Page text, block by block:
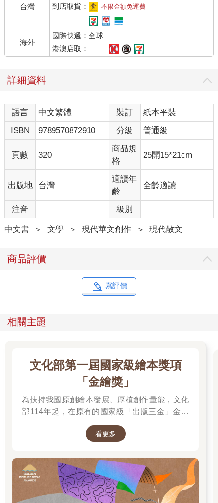
蘇軾的個性，注定要與窮神共處。因為他徹底不在乎。在黃州之
前，他出任過不少地方長官，做了不少事，有多少、花多少，是
他的理財方式。
但他的貧窮感是在被貶到黃州之後真切浮現的。他說：若問我貧
天所賦，不因遷謫始囊空。本來就是個不在乎有沒有積蓄的人，
一被貶謫，保住了命，馬上面臨到零俸祿的生活，手上的餘錢只
同住，暫時與他弟弟蘇轍同住；然而與他同來的家人，還是要靠
他提供溫飽。
該怎麼謀生呢？這時候，一個窮朋友來找他，幫了大忙。這個朋
友叫作馬夢得，年輕時在太學裡當個訓導行政的小官，當過蘇軾
的幕僚，和他結為好友。有人傳說：某一天，蘇軾在他家的書房
牆上題了一首詩，他愈看愈感慨，就辭了官浪跡江湖去了。聽說
蘇軾被貶到黃州來，他不遠千里來尋他，也為大文豪帶來一線生
機，向地方政府申請到五十多畝的廢棄坡地，蘇軾當了自耕農。
蘇軾開始籌劃開墾。低溼的地方，種稻；較為平坦的地上種棗子
和桑樹、栗樹；視野最好的地方蓋個屋子……此地多半是坡地，
坡地雖然可以使用，但這個夏天缺乏雨水，就算開墾了坡地，水
源也成問題。還好他在將荒地上雜草燒掉時，竟然發現一口藏在
荒煙蔓草中的井。這口井的出現讓他興奮不已。然後，老天爺也
來幫他，久旱又逢甘霖，從山坡上流下的雨水，又讓他發現自己
的土地上有小小湧泉。那坡地就來種茶、種橘子吧？不遠處有個
牛、養羊、養鹿……他一邊揮汗如雨的耕作，一邊已經想到了不
久之後的快樂收穫。或者可以來個「水芹芽燴斑鳩」？
坡向來喜歡白居易，白居易曾在東坡種花，也曾經寫過〈步東
坡〉一詩：「朝上東坡步，夕上東坡步。東坡何所愛，愛此新成
照理說，一個人遭此噩運，應該是早埋怨、晚嗟嘆的，然而他卻
像一個重新出生的人，似乎愛上了這種自耕自食的生活。只有午
斷酒醒山雨絕」，也還有「笑看飢鼠上燈檠」的小小瀟灑。
這時，他和十多年後想要他命的章惇，還算是好朋友。他還曾回
信給千里之外的章惇，說自己的一頭牛，差點病死了；請獸醫
自農家，知道這是一種叫做豆斑瘡的病，只要拿一種叫做青蒿粥
餵牠就好了。治好了一頭牛，他以妻子為榮，開心叫好。房子落
成了，好歹可以安居；雖然沒有俸祿，還可以靠自己的勞力把全
家餵飽。一個被下放、不知道何時又有人來找麻煩的知識分子，
好，盛產橘子、柿子，芋頭好大一個，和他的故鄉一樣。跟北方
一樣有羊肉吃，豬肉、牛肉、鹿肉價格便宜如土，魚蟹根本就是
不要錢的……只要你能夠在烹飪上發揮一點創意，那麼此地還真
長江中魚肉鮮美，山坡上有好筍叢生，東坡在這裡做出了好吃的
台灣
到店取貨：
不限金額免運費
海外
國際快遞：全球
港澳店取：
詳細資料
語言 中文繁體 裝訂
紙本平裝
ISBN
9789570872910 分級 普通級
頁數 320
商品規
格
25開15*21cm
出版地 台灣
適讀年
齡
全齡適讀
注音 級別
中文書 ＞ 文學 ＞ 現代華文創作 ＞ 現代散文
商品評價
寫評價
相關主題
文化部第一屆國家級繪本獎項
「金繪獎」
為扶持我國原創繪本發展、厚植創作量能，文化
部114年起，在原有的國家級「出版三金」金鼎
促進台灣圖文出版的多元發展。獎項分為「特別
「跨域應用獎」、「年度繪本獎」，以及「金繪
大獎」。
看更多